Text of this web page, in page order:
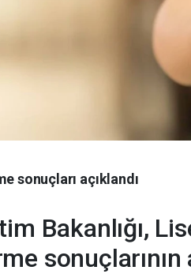
sonuçları açıklandı
Bakanlığı,
sonuçlarının